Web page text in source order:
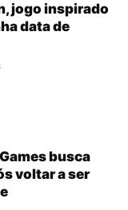
jogo inspirado
data de
busca
voltar a ser